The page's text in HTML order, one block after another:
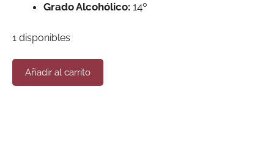
Grado Alcohólico: 14º
1 disponibles
Añadir al carrito